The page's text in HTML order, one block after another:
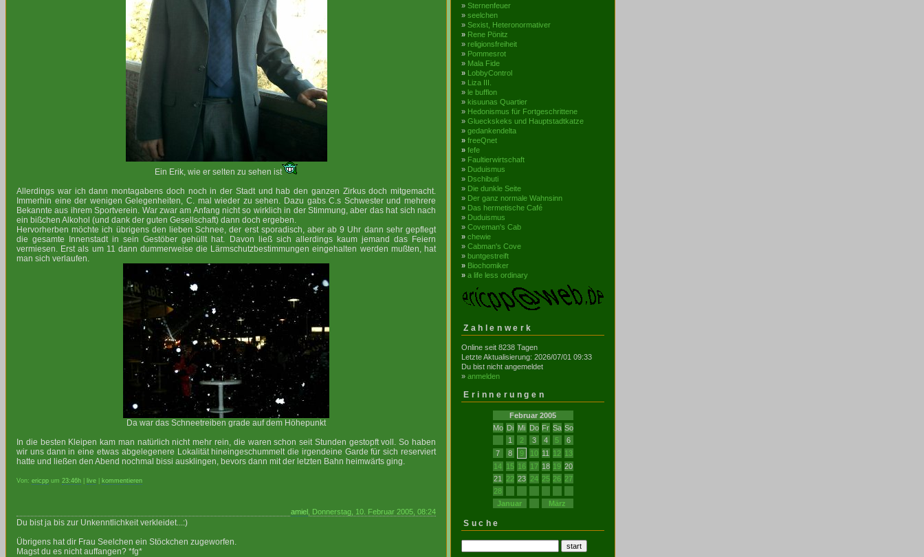
Ein Erik, wie er selten zu sehen ist
Allerdings war ich dann montagabens doch noch in der Stadt und hab den ganzen Zirkus doch mitgemacht.
Immerhin eine der wenigen Gelegenheiten, C. mal wieder zu sehen. Dazu gabs C.s Schwester und mehrere
Bekannte aus ihrem Sportverein. War zwar am Anfang nicht so wirklich in der Stimmung, aber das hat sich nach
ein bißchen Alkohol (und dank der guten Gesellschaft) dann doch ergeben.
Hervorherben möchte ich übrigens den lieben Schnee, der erst sporadisch, aber ab 9 Uhr dann sehr gepflegt
die gesamte Innenstadt in sein Gestöber gehüllt hat. Davon ließ sich allerdings kaum jemand das Feiern
vermiesen. Erst als um 11 dann dummerweise die Lärmschutzbestimmungen eingehalten werden mußten, hat
man sich verlaufen.
Da war das Schneetreiben grade auf dem Höhepunkt
In die besten Kleipen kam man natürlich nicht mehr rein, die waren schon seit Stunden gestopft voll. So haben
wir uns dann in eine etwas abgelegenere Lokalität hineingeschummelt die irgendeine Garde für sich reserviert
hatte und ließen den Abend nochmal bissi ausklingen, bevors dann mit der letzten Bahn heimwärts ging.
Von: ericpp um 23:46h live kommentieren
amiel , Donnerstag, 10. Februar 2005, 08:24
Du bist ja bis zur Unkenntlichkeit verkleidet...:)
Übrigens hat dir Frau Seelchen ein Stöckchen zugeworfen.
Magst du es nicht auffangen? *fg*
» Sternenfeuer
» seelchen
» Sexist, Heteronormativer
» Rene Pönitz
» religionsfreiheit
» Pommesrot
» Mala Fide
» LobbyControl
» Liza III.
» le bufflon
» kisuunas Quartier
» Hedonismus für Fortgeschrittene
» Glueckskeks und Hauptstadtkatze
» gedankendelta
» freeQnet
» fefe
» Faultierwirtschaft
» Duduismus
» Dschibuti
» Die dunkle Seite
» Der ganz normale Wahnsinn
» Das hermetische Café
» Duduismus
» Coveman's Cab
» chewie
» Cabman's Cove
» buntgestreift
» Biochomiker
» a life less ordinary
Zahlenwerk
Online seit 8238 Tagen
Letzte Aktualisierung: 2026/07/01 09:33
Du bist nicht angemeldet
» anmelden
Erinnerungen
Februar 2005
Mo Di Mi Do Fr Sa So
1
2 3 4 5
6
7
8 9 10 11 12 13
14 15 16 17 18 19 20
21
22 23 24 25 26 27
28
Januar
März
Suche